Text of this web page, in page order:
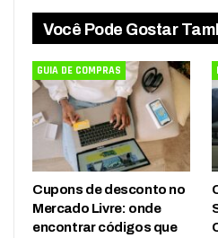
Você Pode Gostar
GUIA DE COMPRAS
Cupons de desconto no
Mercado Livre: onde
encontrar códigos que